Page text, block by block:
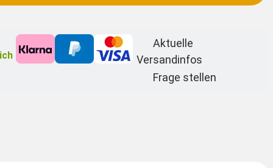
Aktuelle
Versandinfos
Frage stellen